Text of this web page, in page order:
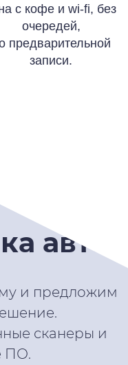
с кофе и wi-fi, без
очередей,
предварительной
записи.
авто
и предложим
сканеры и
ПО.